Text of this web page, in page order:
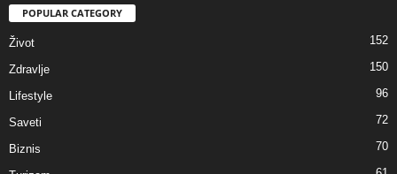
POPULAR CATEGORY
Život 152
Zdravlje 150
Lifestyle 96
Saveti 72
Biznis 70